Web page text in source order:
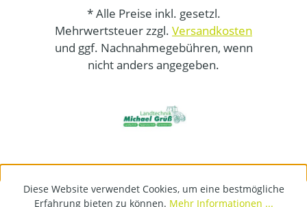
* Alle Preise inkl. gesetzl.
Mehrwertsteuer zzgl. Versandkosten
und ggf. Nachnahmegebühren, wenn
nicht anders angegeben.
Diese Website verwendet Cookies, um eine bestmögliche
Erfahrung bieten zu können. Mehr Informationen ...